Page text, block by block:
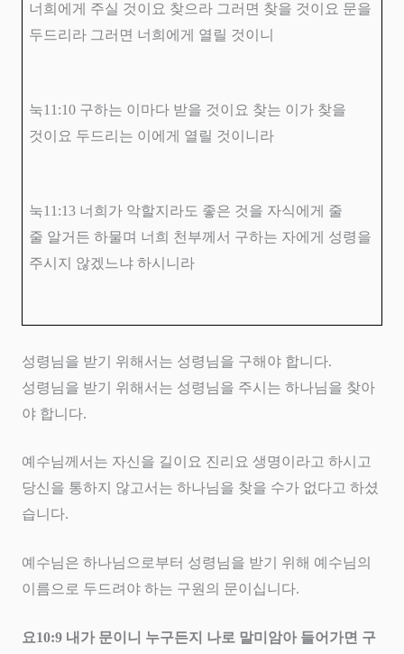
너희에게 주실 것이요 찾으라 그러면 찾을 것이요 문을
두드리라 그러면 너희에게 열릴 것이니
눅11:10 구하는 이마다 받을 것이요 찾는 이가 찾을
것이요 두드리는 이에게 열릴 것이니라
눅11:13 너희가 악할지라도 좋은 것을 자식에게 줄
줄 알거든 하물며 너희 천부께서 구하는 자에게 성령을
주시지 않겠느냐 하시니라
성령님을 받기 위해서는 성령님을 구해야 합니다.
성령님을 받기 위해서는 성령님을 주시는 하나님을 찾아
야 합니다.
예수님께서는 자신을 길이요 진리요 생명이라고 하시고
당신을 통하지 않고서는 하나님을 찾을 수가 없다고 하셨
습니다.
예수님은 하나님으로부터 성령님을 받기 위해 예수님의
이름으로 두드려야 하는 구원의 문이십니다.
요10:9 내가 문이니 누구든지 나로 말미암아 들어가면 구